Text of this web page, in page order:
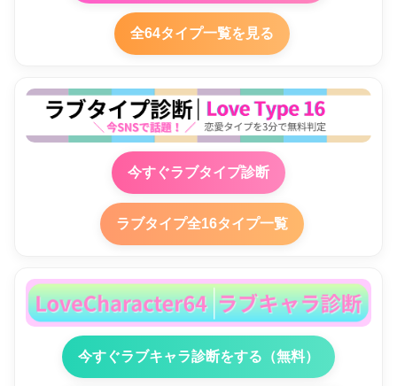
全64タイプ一覧を見る
今すぐラブタイプ診断
ラブタイプ全16タイプ一覧
今すぐラブキャラ診断をする（無料）